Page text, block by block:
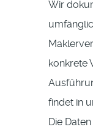
Wir
konkrete
findet in
Die